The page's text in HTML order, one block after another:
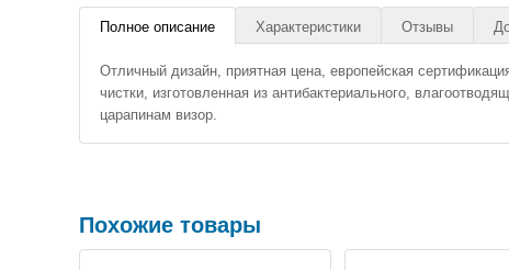
Полное описание Характеристики Отзывы
Отличный дизайн, приятная цена, европейская
чистки, изготовленная из антибактериального,
царапинам визор.
Похожие товары